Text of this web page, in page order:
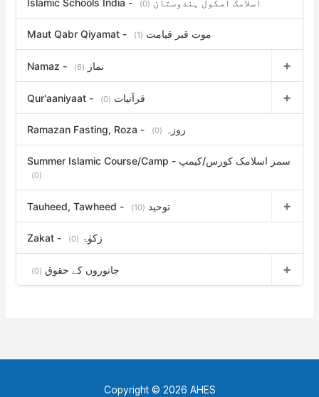
Islamic Schools India - اسلامک اسکول ہندوستان (0)
Maut Qabr Qiyamat - موت قبر قیامت (1)
Namaz - نماز (6)
Qur'aaniyaat - قرآنیات (0)
Ramazan Fasting, Roza - روزہ (0)
Summer Islamic Course/Camp - سمر اسلامک کورس/کیمپ
(0)
Tauheed, Tawheed - توحید (10)
Zakat - زکوٰۃ (0)
جانوروں کے حقوق (0)
Copyright © 2026 AHES